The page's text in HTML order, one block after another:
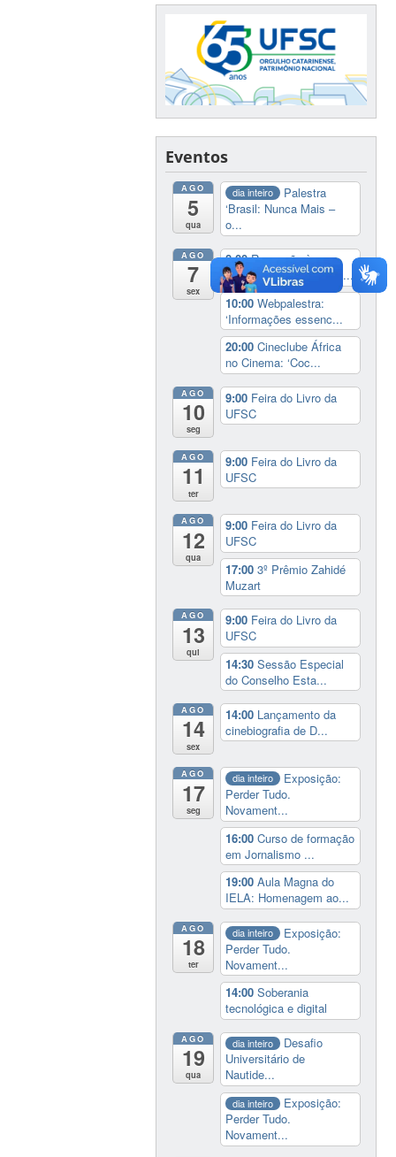
Eventos
AGO
5
qua
dia inteiro
Palestra
‘Brasil: Nunca Mais –
o...
AGO
7
sex
8:00Recepção à
Comunidade Internacio...
10:00Webpalestra:
‘Informações essenc...
20:00Cineclube África
no Cinema: ‘Coc...
AGO
10
seg
9:00 Feira do Livro da
UFSC
AGO
11
ter
9:00 Feira do Livro da
UFSC
AGO
12
qua
9:00 Feira do Livro da
UFSC
17:003º Prêmio Zahidé
Muzart
AGO
13
qui
9:00 Feira do Livro da
UFSC
14:30Sessão Especial
do Conselho Esta...
AGO
14
sex
14:00 Lançamento da
cinebiografia de D...
AGO
17
seg
dia inteiro
Exposição:
Perder Tudo.
Novament...
16:00Curso de formação
em Jornalismo ...
19:00Aula Magna do
IELA: Homenagem ao...
AGO
18
ter
dia inteiro
Exposição:
Perder Tudo.
Novament...
14:00Soberania
tecnológica e digital
AGO
19
qua
dia inteiro
Desafio
Universitário de
Nautide...
dia inteiro
Exposição:
Perder Tudo.
Novament...